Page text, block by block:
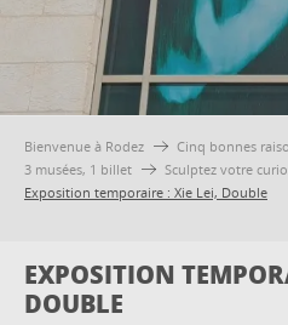
Bienvenue à Rodez
Cinq bonnes
3 musées, 1 billet
Sculptez votre
Exposition temporaire : Xie Lei, Double
EXPOSITION
DOUBLE